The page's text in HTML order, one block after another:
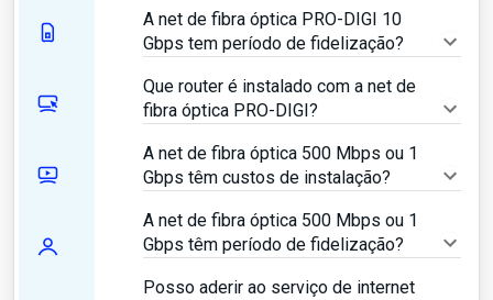
A net de fibra óptica PRO-DIGI 10
Gbps tem período de fidelização?
Que router é instalado com a net de
fibra óptica PRO-DIGI?
A net de fibra óptica 500 Mbps ou 1
Gbps têm custos de instalação?
A net de fibra óptica 500 Mbps ou 1
Gbps têm período de fidelização?
Posso aderir ao serviço de internet